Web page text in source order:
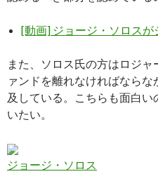
[動画] ジョージ・ソロス
また、ソロス氏の方はロジ
ァンドを離れなければなら
及している。こちらも面白
いたい。
ジョージ・ソロス